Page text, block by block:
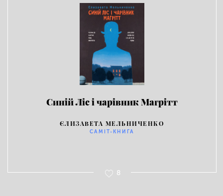
Синiй Лiс i чарiвник Магрiтт
ЄЛИЗАВЕТА МЕЛЬНИЧЕНКО
САМІТ-КНИГА
8